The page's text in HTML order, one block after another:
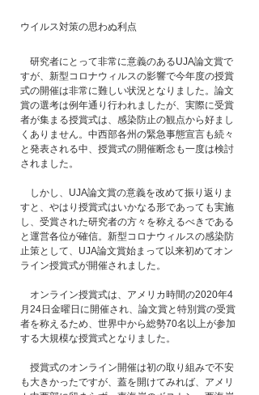
ウイルス対策の思わぬ利点
研究者にとって非常に意義のあるUJA論文賞で
すが、新型コロナウィルスの影響で今年度の授賞
式の開催は非常に難しい状況となりました。論文
賞の選考は例年通り行われましたが、実際に受賞
者が集まる授賞式は、感染防止の観点から好まし
くありません。中西部各州の緊急事態宣言も続々
と発表される中、授賞式の開催断念も一度は検討
されました。
しかし、UJA論文賞の意義を改めて振り返りま
すと、やはり授賞式はいかなる形であっても実施
し、受賞された研究者の方々を称えるべきである
と運営各位が確信。新型コロナウィルスの感染防
止策として、UJA論文賞始まって以来初めてオン
ライン授賞式が開催されました。
オンライン授賞式は、アメリカ時間の2020年4
月24日金曜日に開催され、論文賞と特別賞の受賞
者を称えるため、世界中から総勢70名以上が参加
する大規模な授賞式となりました。
授賞式のオンライン開催は初の取り組みで不安
も大きかったですが、蓋を開けてみれば、アメリ